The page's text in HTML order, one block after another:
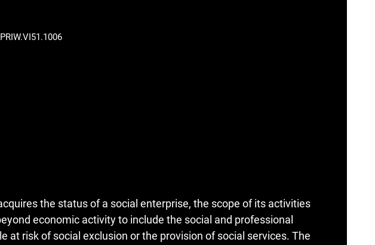
the status of a social enterprise, the scope of its activities
economic activity to include the social and professional
at risk of social exclusion or the provision of social services. The